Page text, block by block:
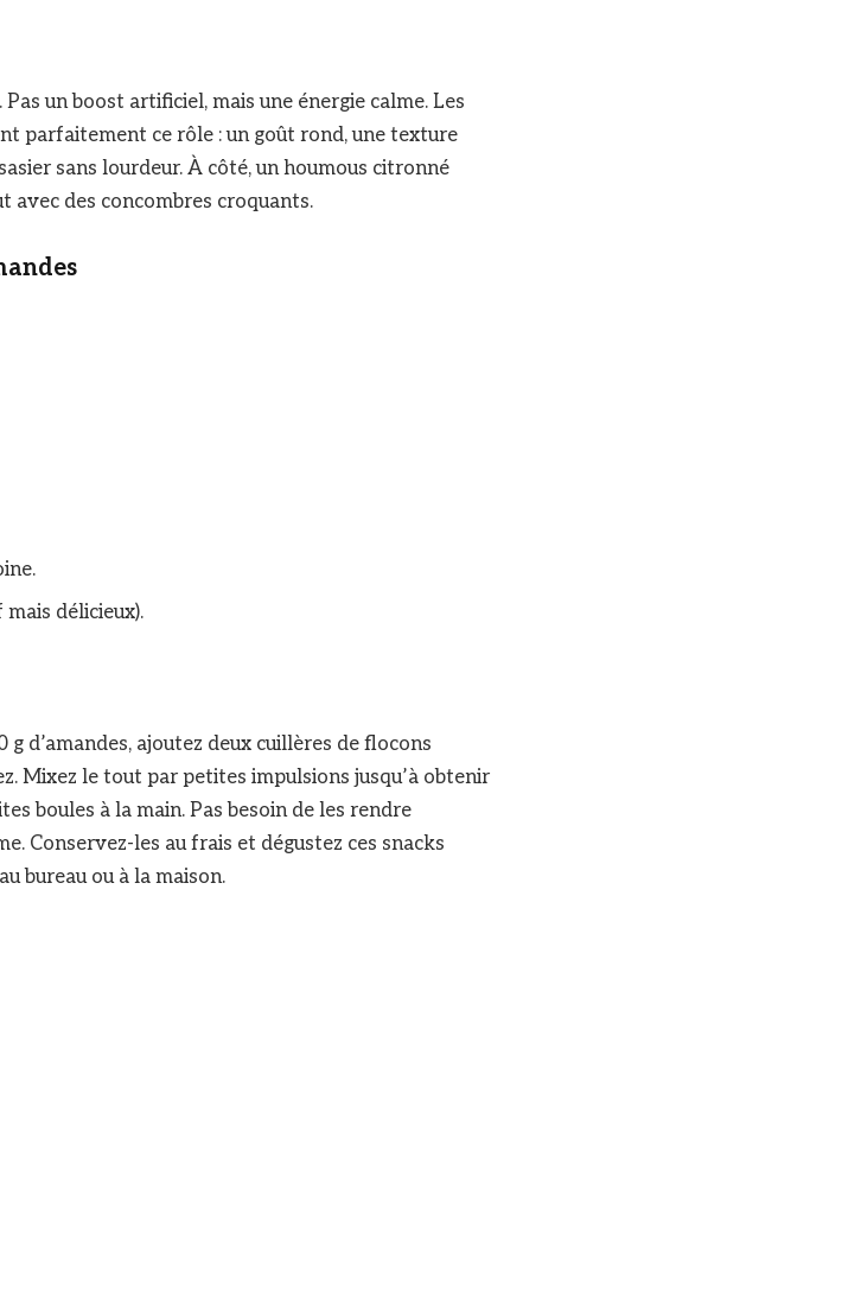
un boost artificiel, mais une énergie calme. Les
parfaitement ce rôle : un goût rond, une texture
sans lourdeur. À côté, un houmous citronné
avec des concombres croquants.
délicieux).
d’amandes, ajoutez deux cuillères de flocons
Mixez le tout par petites impulsions jusqu’à obtenir
boules à la main. Pas besoin de les rendre
Conservez-les au frais et dégustez ces snacks
bureau ou à la maison.